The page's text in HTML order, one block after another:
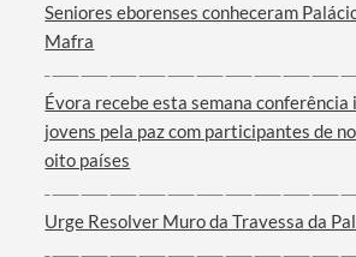
Seniores eborenses conheceram
Mafra
Évora recebe esta semana
jovens pela paz com participantes de
oito países
Urge Resolver Muro da Travessa da